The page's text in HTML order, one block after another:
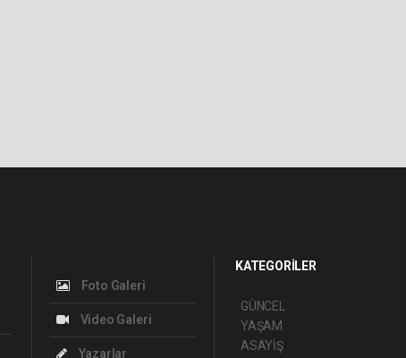
Foto Galeri
Video Galeri
Yazarlar
KATEGORİLER
GÜNCEL
YAŞAM
ASAYİŞ